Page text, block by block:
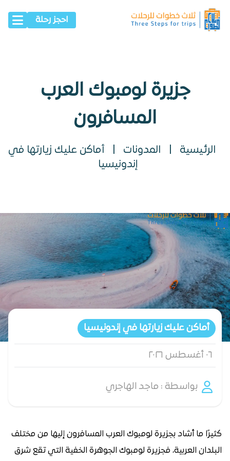
احجز رحلة
جزيرة لومبوك العرب
المسافرون
الرئيسية المدونات
أماكن عليك زيارتها في
إندونيسيا
أماكن عليك زيارتها في إندونيسيا
٠٦ أغسطس ٢٠٢٦
بواسطة : ماجد الهاجري
كثيرًا ما أشاد بجزيرة لومبوك العرب المسافرون إليها من مختلف
البلدان العربية، فجزيرة لومبوك الجوهرة الخفية التي تقع شرق